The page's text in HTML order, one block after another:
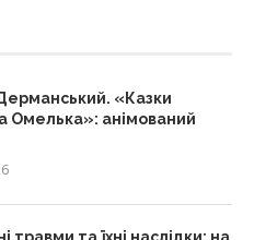
«Казки
Омелька»: анімований